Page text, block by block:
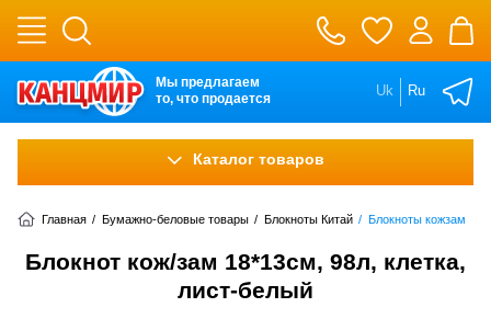
Мы предлагаем
то, что продается
Uk Ru
Каталог товаров
Главная / Бумажно-беловые товары / Блокноты Китай / Блокноты кожзам
Блокнот кож/зам 18*13см, 98л, клетка,
лист-белый